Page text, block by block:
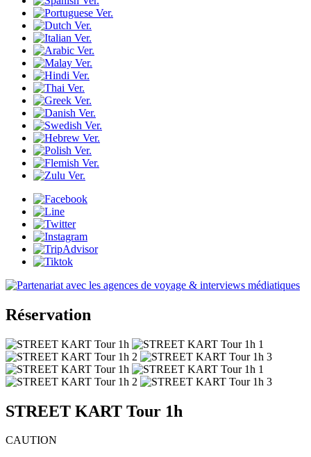
Réservation
STREET KART Tour 1h
CAUTION